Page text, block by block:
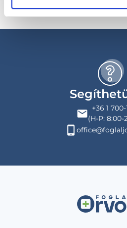
+36 1
(H-P: 8:00-